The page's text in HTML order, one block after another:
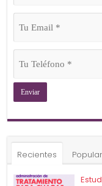
Tu
Email
Tu
Teléfono
Recientes Popular